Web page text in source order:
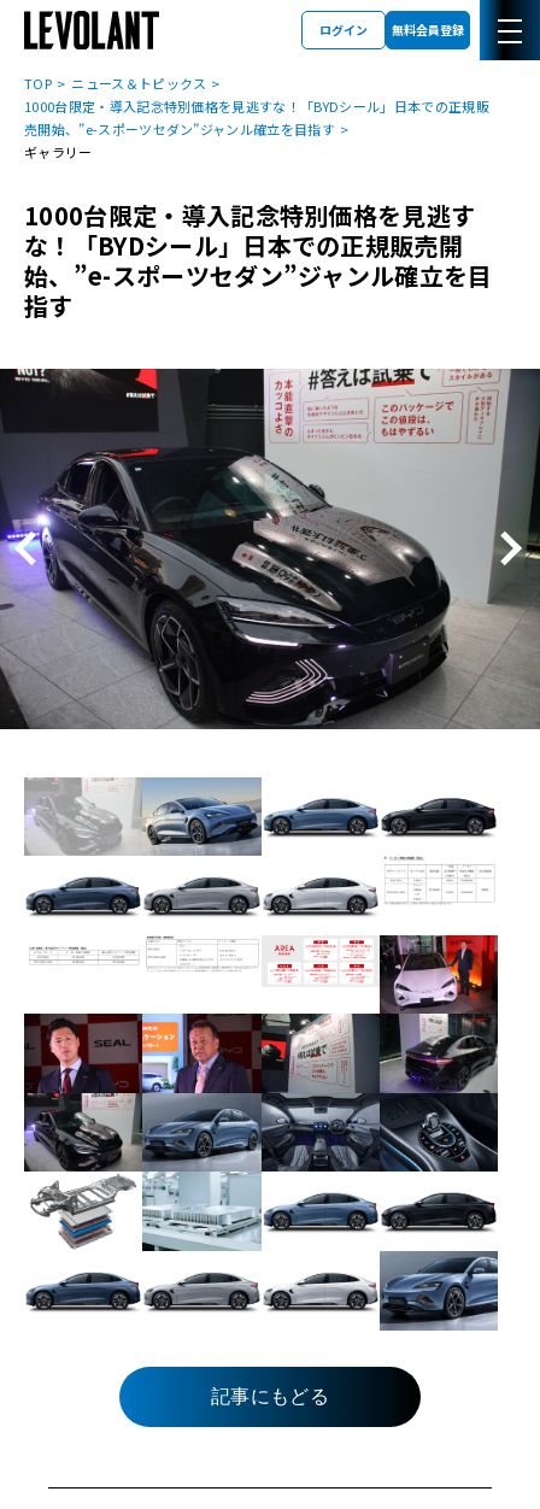
ログイン 無料会員登録
TOP
ニュース＆トピックス
1000台限定・導入記念特別価格を見逃すな！「BYDシール」日本での正規販
売開始、”e-スポーツセダン”ジャンル確立を目指す
ギャラリー
1000台限定・導入記念特別価格を見逃す
な！「BYDシール」日本での正規販売開
始、”e-スポーツセダン”ジャンル確立を目
指す
記事にもどる